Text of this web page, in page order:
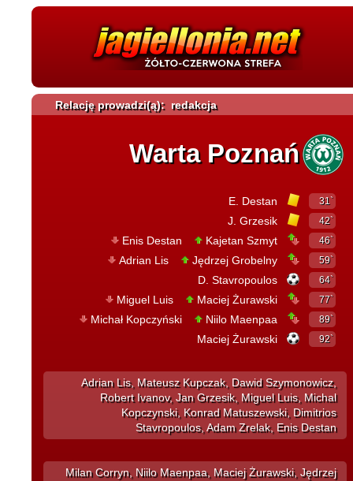
Relację prowadzi(ą): redakcja
Warta Poznań
E. Destan 31`
J. Grzesik 42`
Enis Destan Kajetan Szmyt 46`
Adrian Lis Jędrzej Grobelny 59`
D. Stavropoulos 64`
Miguel Luis Maciej Żurawski 77`
Michał Kopczyński Niilo Maenpaa 89`
Maciej Żurawski 92`
Adrian Lis, Mateusz Kupczak, Dawid Szymonowicz,
Robert Ivanov, Jan Grzesik, Miguel Luis, Michal
Kopczynski, Konrad Matuszewski, Dimitrios
Stavropoulos, Adam Zrelak, Enis Destan
Milan Corryn, Niilo Maenpaa, Maciej Żurawski, Jędrzej